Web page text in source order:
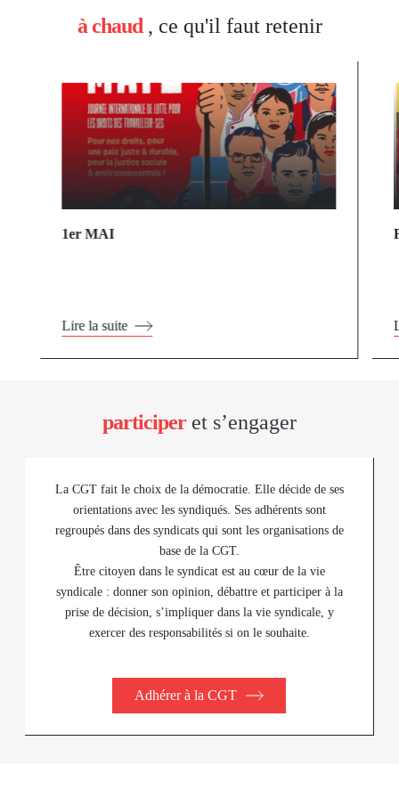
à chaud, ce qu'il faut retenir
1er MAI
Lire la suite
participeret s’engager
La CGT fait le choix de la démocratie. Elle décide de ses
orientations avec les syndiqués. Ses adhérents sont
regroupés dans des syndicats qui sont les organisations de
base de la CGT.
Être citoyen dans le syndicat est au cœur de la vie
syndicale : donner son opinion, débattre et participer à la
prise de décision, s’impliquer dans la vie syndicale, y
exercer des responsabilités si on le souhaite.
Adhérer à la CGT